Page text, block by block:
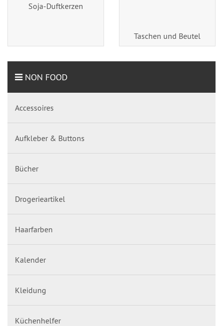
Soja-Duftkerzen
Taschen und Beutel
NON FOOD
Accessoires
Aufkleber & Buttons
Bücher
Drogerieartikel
Haarfarben
Kalender
Kleidung
Küchenhelfer